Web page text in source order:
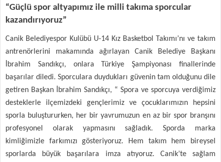
“Güçlü spor altyapımız ile milli takıma sporcular
kazandırıyoruz”
Canik Belediyespor Kulübü U-14 Kız Basketbol Takımı’nı ve takım
antrenörlerini makamında ağırlayan Canik Belediye Başkanı
İbrahim Sandıkçı, onlara Türkiye Şampiyonası finallerinde
başarılar diledi. Sporculara duydukları güvenin tam olduğunu dile
getiren Başkan İbrahim Sandıkçı, “ Spora ve sporcuya verdiğimiz
desteklerle ilçemizdeki gençlerimiz ve çocuklarımızın hepsini
sporla buluştururken, her bir yavrumuzun en az bir spor branşını
profesyonel olarak yapmasını sağladık. Sporda marka
kimliğimizle farkımızı gösteriyoruz. Hem takım hem bireysel
sporlarda büyük başarılara imza atıyoruz. Canik’te sağlam